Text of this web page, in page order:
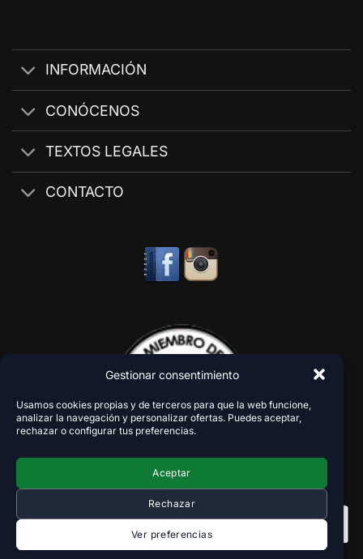
Gestionar consentimiento
Usamos cookies propias y de terceros para que la web funcione,
analizar la navegación y personalizar ofertas. Puedes aceptar,
rechazar o configurar tus preferencias.
Aceptar
Rechazar
Ver preferencias
INFORMACIÓN
CONÓCENOS
TEXTOS LEGALES
CONTACTO